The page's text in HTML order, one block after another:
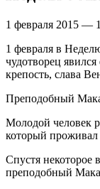
1 февраля 2015 —
1 февраля в
чудотворец
крепость, слава
Преподобный
Молодой человек
который проживал
Спустя некоторое
преподобный